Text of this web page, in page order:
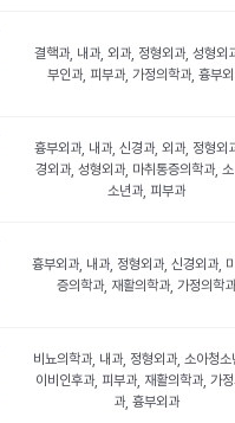
결핵과, 내과, 외과, 정형외과, 성형외
부인과, 피부과, 가정의학과, 흉부
흉부외과, 내과, 신경과, 외과, 정형외
경외과, 성형외과, 마취통증의학과,
소년과, 피부과
흉부외과, 내과, 정형외과, 신경외과,
증의학과, 재활의학과, 가정의학과
비뇨의학과, 내과, 정형외과, 소아청소
이비인후과, 피부과, 재활의학과, 가
과, 흉부외과